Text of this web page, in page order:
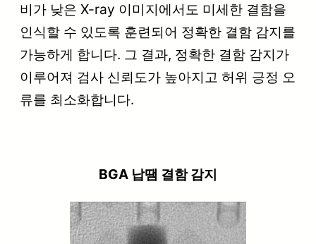
비가 낮은 X-ray 이미지에서도 미세한 결함을
인식할 수 있도록 훈련되어 정확한 결함 감지를
가능하게 합니다. 그 결과, 정확한 결함 감지가
이루어져 검사 신뢰도가 높아지고 허위 긍정 오
류를 최소화합니다.
BGA 납땜 결함 감지